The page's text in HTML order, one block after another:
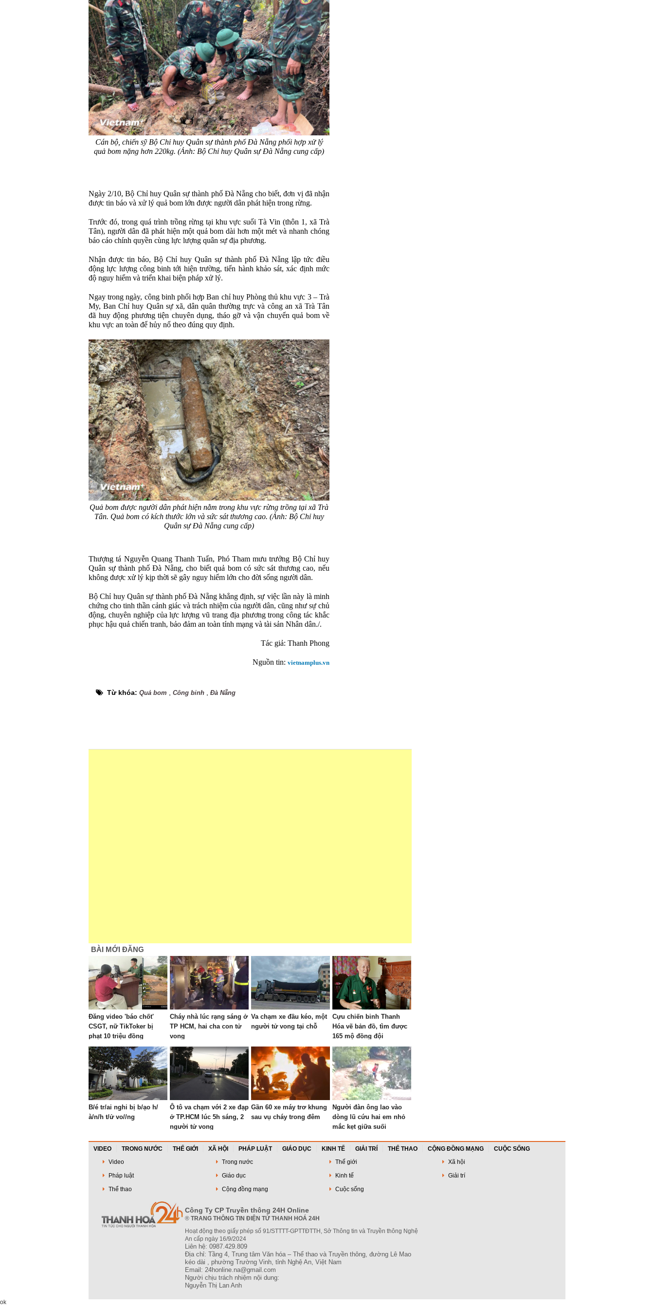
Cán bộ, chiến sỹ Bộ Chỉ huy Quân sự thành phố Đà Nẵng phối hợp xử lý
quả bom nặng hơn 220kg. (Ảnh: Bộ Chỉ huy Quân sự Đà Nẵng cung cấp)
Ngày 2/10, Bộ Chỉ huy Quân sự thành phố Đà Nẵng cho biết, đơn vị đã nhận
được tin báo và xử lý quả bom lớn được người dân phát hiện trong rừng.
Trước đó, trong quá trình trồng rừng tại khu vực suối Tà Vin (thôn 1, xã Trà
Tân), người dân đã phát hiện một quả bom dài hơn một mét và nhanh chóng
báo cáo chính quyền cùng lực lượng quân sự địa phương.
Nhận được tin báo, Bộ Chỉ huy Quân sự thành phố Đà Nẵng lập tức điều
động lực lượng công binh tới hiện trường, tiến hành khảo sát, xác định mức
độ nguy hiểm và triển khai biện pháp xử lý.
Ngay trong ngày, công binh phối hợp Ban chỉ huy Phòng thủ khu vực 3 – Trà
My, Ban Chỉ huy Quân sự xã, dân quân thường trực và công an xã Trà Tân
đã huy động phương tiện chuyên dụng, tháo gỡ và vận chuyển quả bom về
khu vực an toàn để hủy nổ theo đúng quy định.
Quả bom được người dân phát hiện nằm trong khu vực rừng trồng tại xã Trà
Tân. Quả bom có kích thước lớn và sức sát thương cao. (Ảnh: Bộ Chỉ huy
Quân sự Đà Nẵng cung cấp)
Thượng tá Nguyễn Quang Thanh Tuấn, Phó Tham mưu trưởng Bộ Chỉ huy
Quân sự thành phố Đà Nẵng, cho biết quả bom có sức sát thương cao, nếu
không được xử lý kịp thời sẽ gây nguy hiểm lớn cho đời sống người dân.
Bộ Chỉ huy Quân sự thành phố Đà Nẵng khẳng định, sự việc lần này là minh
chứng cho tinh thần cảnh giác và trách nhiệm của người dân, cũng như sự chủ
động, chuyên nghiệp của lực lượng vũ trang địa phương trong công tác khắc
phục hậu quả chiến tranh, bảo đảm an toàn tính mạng và tài sản Nhân dân./.
Tác giả: Thanh Phong
Nguồn tin: vietnamplus.vn
Từ khóa: Quả bom Công binh Đà Nẵng
BÀI MỚI ĐĂNG
Đăng video 'báo chốt'
CSGT, nữ TikToker bị
phạt 10 triệu đồng
Cháy nhà lúc rạng sáng ở
TP HCM, hai cha con tử
vong
Va chạm xe đầu kéo, một
người tử vong tại chỗ
Cựu chiến binh Thanh
Hóa vẽ bản đồ, tìm được
165 mộ đồng đội
B/é tr/ai nghi bị b/ạo h/
à/n/h t/ử vo//ng
Ô tô va chạm với 2 xe đạp
ở TP.HCM lúc 5h sáng, 2
người tử vong
Gần 60 xe máy trơ khung
sau vụ cháy trong đêm
Người đàn ông lao vào
dòng lũ cứu hai em nhỏ
mắc kẹt giữa suối
VIDEO TRONG NƯỚC THẾ GIỚI XÃ HỘI PHÁP LUẬT GIÁO DỤC KINH TẾ GIẢI TRÍ THỂ THAO CỘNG ĐỒNG MẠNG
CUỘC SỐNG
Video
Trong nước Thế giới
Xã hội
Pháp luật
Giáo dục Kinh tế
Giải trí
Thể thao
Cộng đồng mạng Cuộc sống
Công Ty CP Truyền thông 24H Online
® TRANG THÔNG TIN ĐIỆN TỬ THANH HOÁ 24H
Hoạt động theo giấy phép số 91/STTTT-GPTTĐTTH, Sở Thông tin và Truyền thông Nghệ
An cấp ngày 16/9/2024
Liên hệ: 0987.429.809
Địa chỉ: Tầng 4, Trung tâm Văn hóa – Thể thao và Truyền thông, đường Lê Mao
kéo dài , phường Trường Vinh, tỉnh Nghệ An, Việt Nam
Email: 24honline.na@gmail.com
Người chịu trách nhiệm nội dung:
Nguyễn Thị Lan Anh
ok